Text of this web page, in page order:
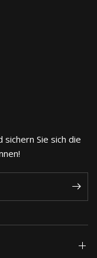
Sie sich die